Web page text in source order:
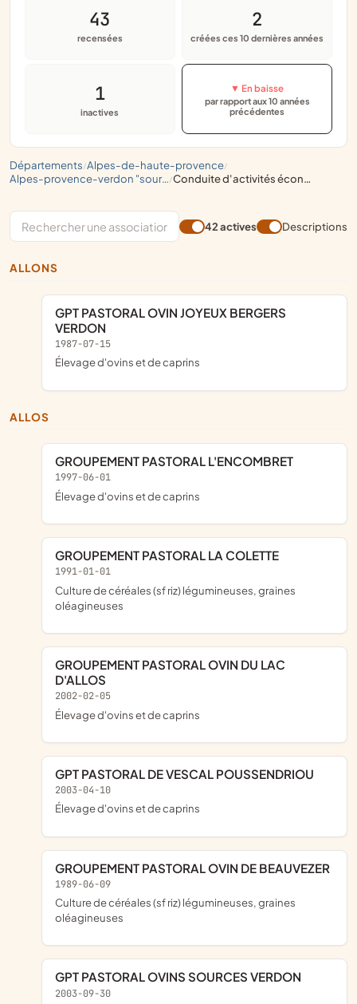
départements/ alpes-de-haute-provence/
alpes-provence-verdon "sources de lumière" / conduite d'activités économiques
43
recensées
2
créées ces 10 dernières années
1
inactives
▼ En baisse
par rapport aux 10 années
précédentes
42 actives Descriptions
ALLONS
GPT PASTORAL OVIN JOYEUX BERGERS
VERDON
1987-07-15
Élevage d'ovins et de caprins
ALLOS
GROUPEMENT PASTORAL L'ENCOMBRET
1997-06-01
Élevage d'ovins et de caprins
GROUPEMENT PASTORAL LA COLETTE
1991-01-01
Culture de céréales (sf riz) légumineuses, graines
oléagineuses
GROUPEMENT PASTORAL OVIN DU LAC
D'ALLOS
2002-02-05
Élevage d'ovins et de caprins
GPT PASTORAL DE VESCAL POUSSENDRIOU
2003-04-10
Élevage d'ovins et de caprins
GROUPEMENT PASTORAL OVIN DE BEAUVEZER
1989-06-09
Culture de céréales (sf riz) légumineuses, graines
oléagineuses
GPT PASTORAL OVINS SOURCES VERDON
2003-09-30